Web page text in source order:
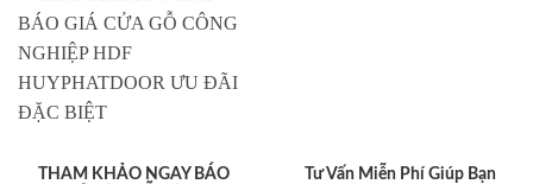
THAM KHẢO NGAY BÁO
Tư Vấn Miễn Phí Giúp Bạn